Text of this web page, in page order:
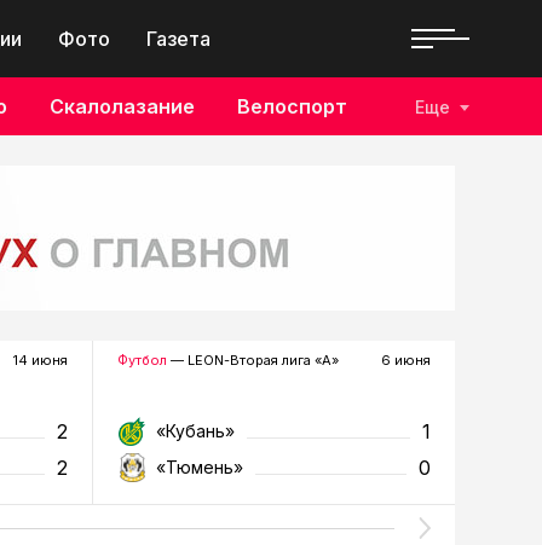
Фото Газета
Скалолазание Велоспорт Еще
14 июня
2
2
Футбол — LEON-Вторая лига «А» 6 июня
«Кубань» 1
«Тюмень» 0